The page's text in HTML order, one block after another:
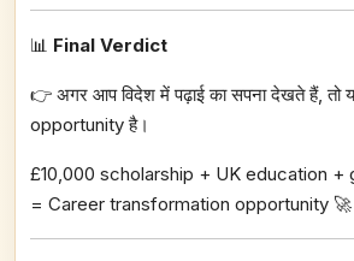
📊 Final Verdict
👉 अगर आप विदेश में पढ़ाई का सपना देखते हैं, तो
opportunity है।
£10,000 scholarship + UK education +
= Career transformation opportunity 🚀